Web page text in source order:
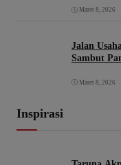
Maret 8, 2026
Jalan
Sambut
Maret 8, 2026
Inspirasi